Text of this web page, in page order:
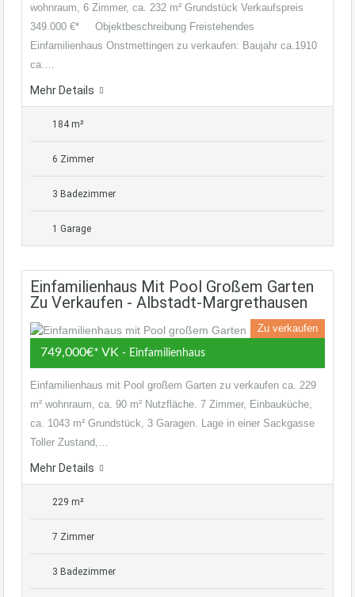
wohnraum, 6 Zimmer, ca. 232 m² Grundstück Verkaufspreis
349.000 €* Objektbeschreibung Freistehendes
Einfamilienhaus Onstmettingen zu verkaufen: Baujahr ca.1910
ca.…
Mehr Details
184 m²
6 Zimmer
3 Badezimmer
1 Garage
Einfamilienhaus Mit Pool Großem Garten
Zu Verkaufen - Albstadt-Margrethausen
Zu verkaufen
749,000€* VK - Einfamilienhaus
Einfamilienhaus mit Pool großem Garten zu verkaufen ca. 229
m² wohnraum, ca. 90 m² Nutzfläche. 7 Zimmer, Einbauküche,
ca. 1043 m² Grundstück, 3 Garagen. Lage in einer Sackgasse
Toller Zustand,…
Mehr Details
229 m²
7 Zimmer
3 Badezimmer